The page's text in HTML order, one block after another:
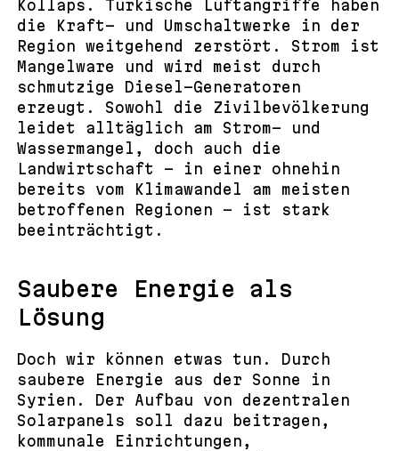
Kollaps. Türkische Luftangriffe haben
die Kraft- und Umschaltwerke in der
Region weitgehend zerstört. Strom ist
Mangelware und wird meist durch
schmutzige Diesel-Generatoren
erzeugt. Sowohl die Zivilbevölkerung
leidet alltäglich am Strom- und
Wassermangel, doch auch die
Landwirtschaft – in einer ohnehin
bereits vom Klimawandel am meisten
betroffenen Regionen – ist stark
beeinträchtigt.
Saubere Energie als
Lösung
Doch wir können etwas tun. Durch
saubere Energie aus der Sonne in
Syrien. Der Aufbau von dezentralen
Solarpanels soll dazu beitragen,
kommunale Einrichtungen,